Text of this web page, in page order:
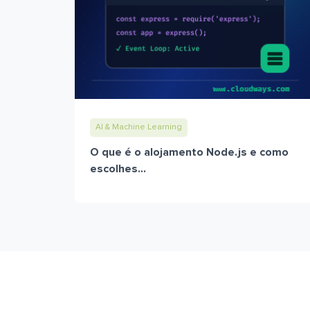
AI & Machine Learning
O que é o alojamento Node.js e como
escolhes...